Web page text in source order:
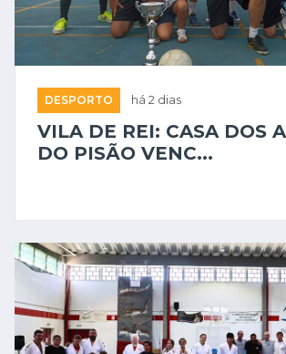
DESPORTO há 2 dias
VILA DE REI: CASA DOS
DO PISÃO VENC...